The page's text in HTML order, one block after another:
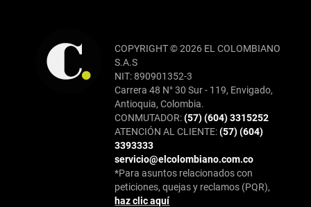
COPYRIGHT © 2026 EL COLOMBIANO
S.A.S
NIT: 890901352-3
Carrera 48 N° 30 Sur - 119, Envigado,
Antioquia, Colombia.
CONMUTADOR:(57) (604) 3315252
ATENCIÓN AL CLIENTE:(57) (604)
3393333
servicio@elcolombiano.com.co
*Para asuntos relacionados con
peticiones, quejas y reclamos (PQR),
haz clic aquí